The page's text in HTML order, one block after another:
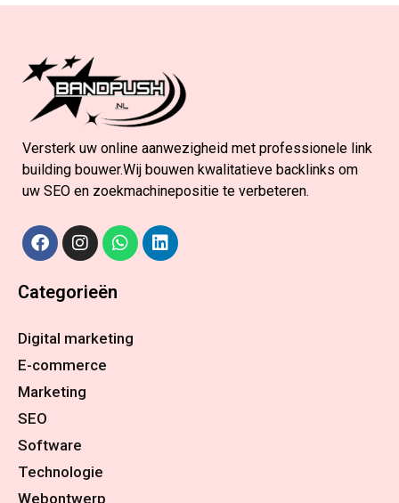
Versterk uw online aanwezigheid met professionele link
building bouwer.Wij bouwen kwalitatieve backlinks om
uw SEO en zoekmachinepositie te verbeteren.
Categorieën
Digital marketing
E-commerce
Marketing
SEO
Software
Technologie
Webontwerp